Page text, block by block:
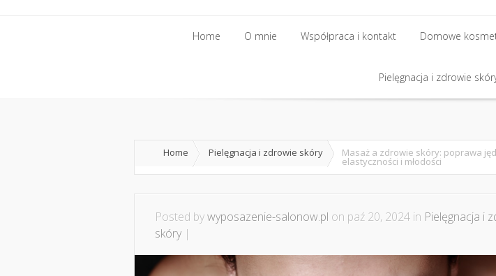
Home O mnie Współpraca i kontakt
Współpraca i kontakt
Domowe
Domowe
Pielęgnacja i zdrowie
Home Pielęgnacja i zdrowie skóry Masaż a zdrowie skóry: poprawa
elastyczności i młodości
Posted bywyposazenie-salonow.pl on paź 20, 2024 in Pielęgnacja i
skóry|